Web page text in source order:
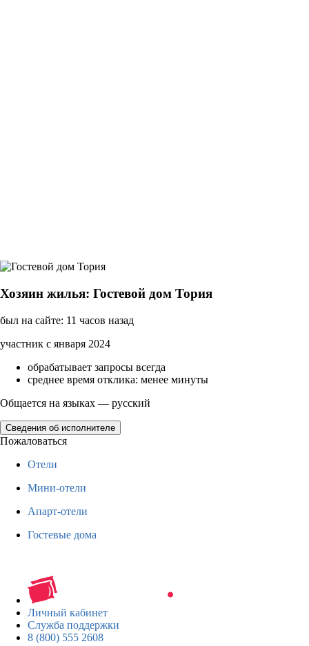
Хозяин жилья: Гостевой дом Тория
был на сайте: 11 часов назад
участник с января 2024
обрабатывает запросы всегда
среднее время отклика: менее минуты
Общается на языках — русский
Сведения об исполнителе
Пожаловаться
Отели
Мини-отели
Апарт-отели
Гостевые дома
Личный кабинет
Служба поддержки
8 (800) 555 2608